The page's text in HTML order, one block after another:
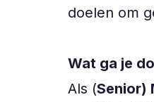
doelen om
Wat ga je
Als (Senior)